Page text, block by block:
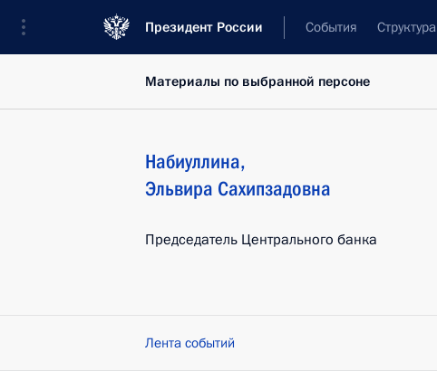
Президент России События Структура
Материалы по выбранной персоне
Набиуллина,
Эльвира Сахипзадовна
Председатель Центрального банка
Лента событий